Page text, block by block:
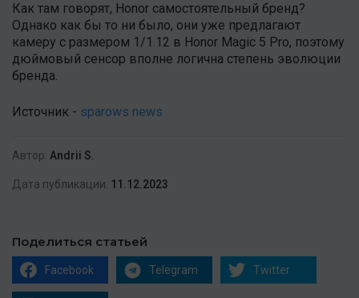
Как там говорят, Honor самостоятельный бренд?
Однако как бы то ни было, они уже предлагают
камеру с размером 1/1.12 в Honor Magic 5 Pro, поэтому
дюймовый сенсор вполне логична степень эволюции
бренда.
Источник - sparows news
Автор: Andrii S.
Дата публикации: 11.12.2023
Поделиться статьей
Facebook Telegram Twitter